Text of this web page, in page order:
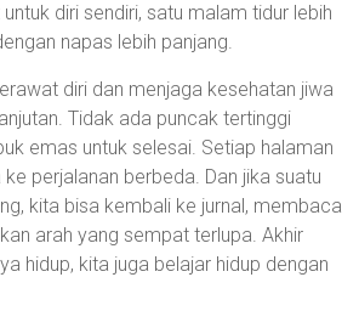
diri sendiri, satu malam tidur lebih
napas lebih panjang.
diri dan menjaga kesehatan jiwa
Tidak ada puncak tertinggi
emas untuk selesai. Setiap halaman
perjalanan berbeda. Dan jika suatu
kita bisa kembali ke jurnal, membaca
arah yang sempat terlupa. Akhir
hidup, kita juga belajar hidup dengan